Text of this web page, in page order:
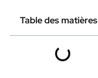
Table des matières